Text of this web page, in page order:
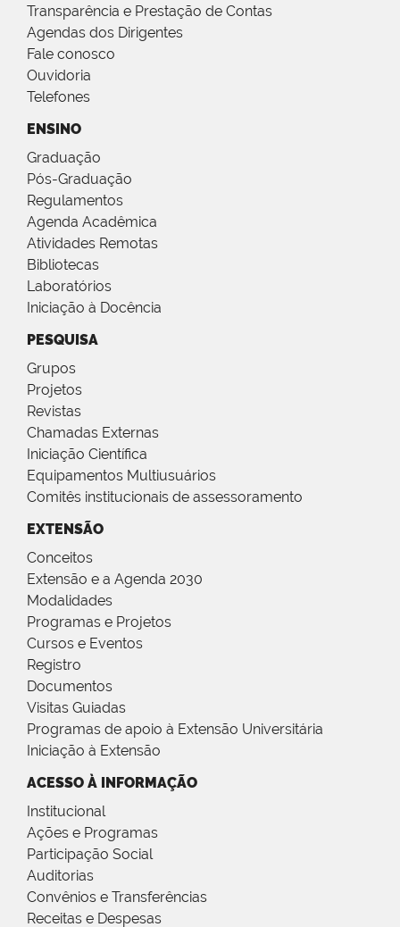
Transparência e Prestação de Contas
Agendas dos Dirigentes
Fale conosco
Ouvidoria
Telefones
ENSINO
Graduação
Pós-Graduação
Regulamentos
Agenda Acadêmica
Atividades Remotas
Bibliotecas
Laboratórios
Iniciação à Docência
PESQUISA
Grupos
Projetos
Revistas
Chamadas Externas
Iniciação Científica
Equipamentos Multiusuários
Comitês institucionais de assessoramento
EXTENSÃO
Conceitos
Extensão e a Agenda 2030
Modalidades
Programas e Projetos
Cursos e Eventos
Registro
Documentos
Visitas Guiadas
Programas de apoio à Extensão Universitária
Iniciação à Extensão
ACESSO À INFORMAÇÃO
Institucional
Ações e Programas
Participação Social
Auditorias
Convênios e Transferências
Receitas e Despesas